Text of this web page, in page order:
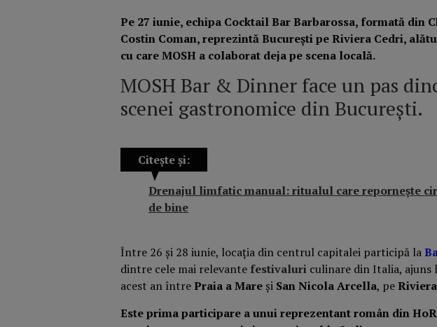
Pe 27 iunie, echipa Cocktail Bar Barbarossa, formată din
Costin Coman, reprezintă București pe Riviera Cedri,
cu care MOSH a colaborat deja pe scena locală.
MOSH Bar & Dinner face un pas
scenei gastronomice din București.
Citește și:
Drenajul limfatic manual: ritualul care repornește
de bine
Între 26 și 28 iunie, locația din centrul capitalei participă la
dintre cele mai relevante festivaluri culinare din Italia, ajuns
acest an întrePraia a Mare și San Nicola Arcella, pe
Este prima participare a unui reprezentant român din